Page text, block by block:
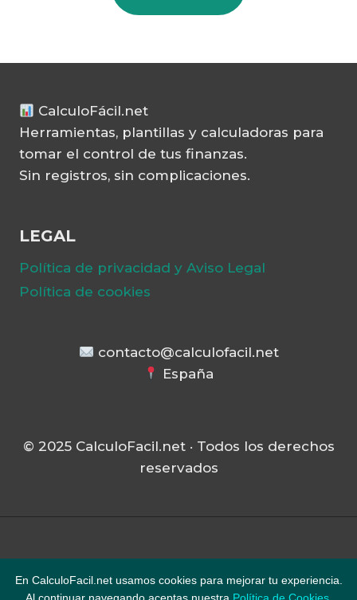
CalculoFácil.net
Herramientas, plantillas y calculadoras para
tomar el control de tus finanzas.
Sin registros, sin complicaciones.
LEGAL
Política de privacidad y Aviso Legal
Política de cookies
contacto@calculofacil.net
España
© 2025 CalculoFacil.net · Todos los derechos
reservados
WordPress porKadence WP
En CalculoFacil.net usamos cookies para mejorar tu experiencia.